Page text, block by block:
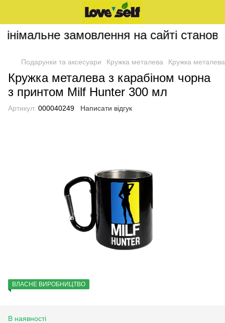
замовлення на сайті
Подарунки та аксесуари Кружка металева Кружка
Кружка металева з карабіном чорна
з принтом Milf Hunter 300 мл
Артикул: 000040249 Написати відгук
ВЛАСНЕ ВИРОБНИЦТВО
В наявності